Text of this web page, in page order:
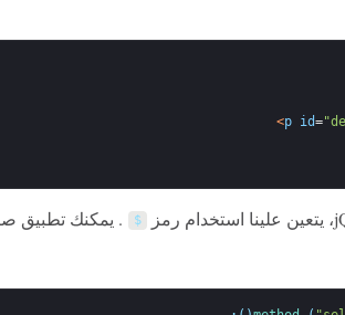
p id=
>
$